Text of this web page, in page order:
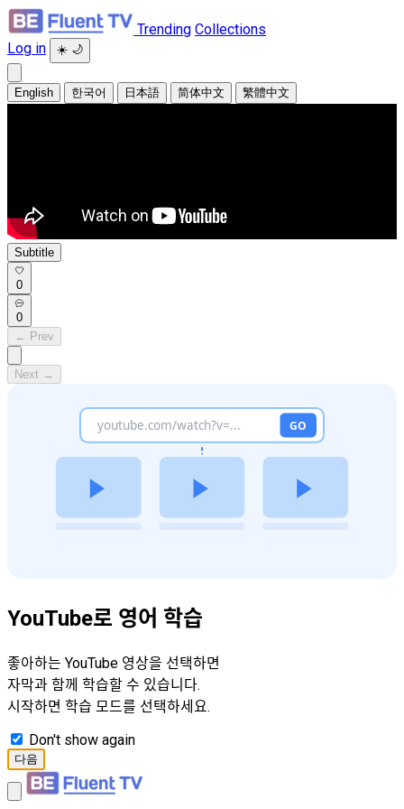
Trending Collections
Log in
☀️ 🌙
English 한국어 日本語 简体中文 繁體中文
Subtitle
0
0
← Prev
Next →
YouTube로 영어 학습
좋아하는 YouTube 영상을 선택하면
자막과 함께 학습할 수 있습니다.
시작하면 학습 모드를 선택하세요.
Don't show again
다음